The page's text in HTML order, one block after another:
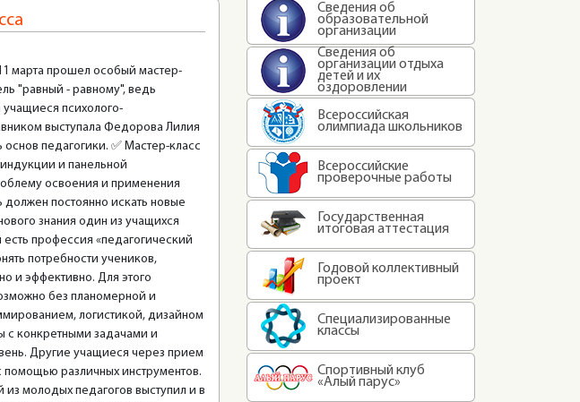
марта прошел особый мастер-
"равный - равному", ведь
психолого-
выступала Федорова Лилия
педагогики. ✅️ Мастер-класс
индукции и панельной
освоения и применения
должен постоянно искать новые
знания один из учащихся
профессия «педагогический
потребности учеников,
и эффективно. Для этого
без планомерной и
логистикой, дизайном
с конкретными задачами и
Другие учащиеся через прием
различных инструментов.
молодых педагогов выступил и в
Сведения об
образовательной
организации
Сведения об
организации отдыха
детей и их
оздоровлении
Всероссийская
олимпиада школьников
Всероссийские
проверочные работы
Государственная
итоговая аттестация
Годовой коллективный
проект
Специализированные
классы
Спортивный клуб
«Алый парус»